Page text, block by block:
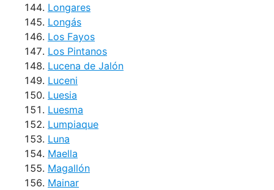
Longares
Longás
Los Fayos
Los Pintanos
Lucena de Jalón
Luceni
Luesia
Luesma
Lumpiaque
Luna
Maella
Magallón
Mainar